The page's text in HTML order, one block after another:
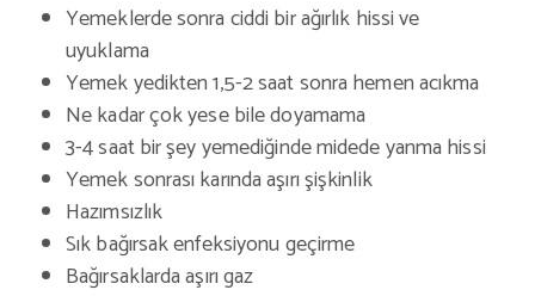
Yemeklerde sonra ciddi bir ağırlık hissi ve
uyuklama
Yemek yedikten 1,5-2 saat sonra hemen acıkma
Ne kadar çok yese bile doyamama
3-4 saat bir şey yemediğinde midede yanma hissi
Yemek sonrası karında aşırı şişkinlik
Hazımsızlık
Sık bağırsak enfeksiyonu geçirme
Bağırsaklarda aşırı gaz